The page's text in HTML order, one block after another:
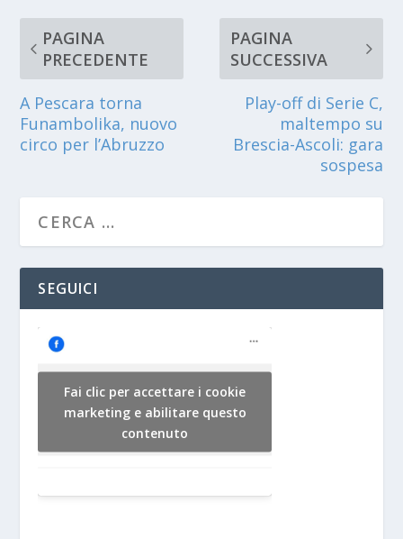
PAGINA
PRECEDENTE
A Pescara torna
Funambolika, nuovo
circo per l’Abruzzo
PAGINA
SUCCESSIVA
Play-off di Serie C,
maltempo su
Brescia-Ascoli: gara
sospesa
SEGUICI
Fai clic per accettare i cookie
marketing e abilitare questo
contenuto